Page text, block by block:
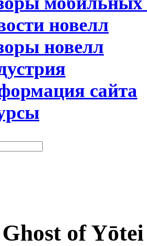
новелл
новелл
сайта
of Yōtei